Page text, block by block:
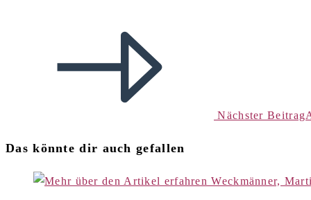
Nächster Beitrag
Das könnte dir auch gefallen